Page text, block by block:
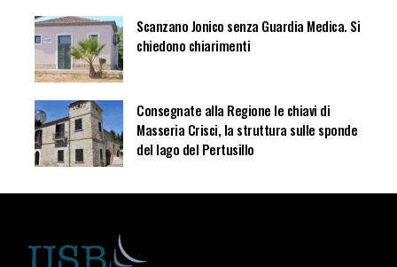
Scanzano Jonico senza Guardia Medica. Si
chiedono chiarimenti
Consegnate alla Regione le chiavi di
Masseria Crisci, la struttura sulle sponde
del lago del Pertusillo